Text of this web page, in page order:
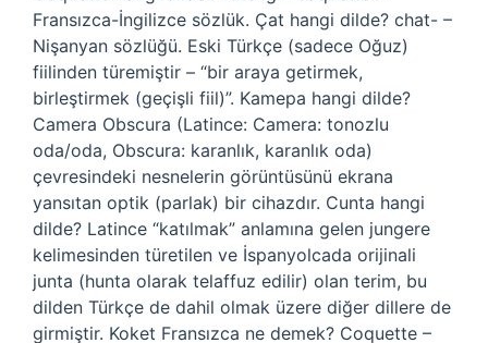
Fransızca-İngilizce sözlük. Çat hangi dilde? chat- –
Nişanyan sözlüğü. Eski Türkçe (sadece Oğuz)
fiilinden türemiştir – “bir araya getirmek,
birleştirmek (geçişli fiil)”. Kamepa hangi dilde?
Camera Obscura (Latince: Camera: tonozlu
oda/oda, Obscura: karanlık, karanlık oda)
çevresindeki nesnelerin görüntüsünü ekrana
yansıtan optik (parlak) bir cihazdır. Cunta hangi
dilde? Latince “katılmak” anlamına gelen jungere
kelimesinden türetilen ve İspanyolcada orijinali
junta (hunta olarak telaffuz edilir) olan terim, bu
dilden Türkçe de dahil olmak üzere diğer dillere de
girmiştir. Koket Fransızca ne demek? Coquette –